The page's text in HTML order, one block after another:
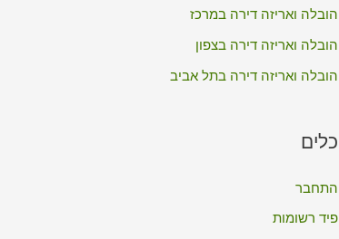
הובלה ואריזה דירה במרכז
הובלה ואריזה דירה בצפון
הובלה ואריזה דירה בתל אביב
כלים
התחבר
פיד רשומות